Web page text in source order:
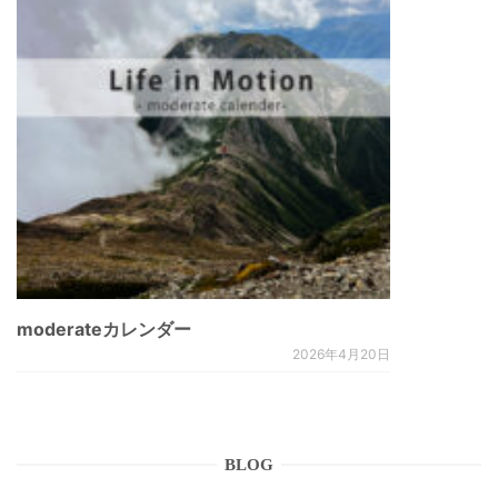
moderateカレンダー
2026年4月20日
BLOG